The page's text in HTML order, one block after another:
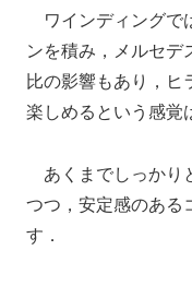
ワインディングで
ンを積み，メルセデ
比の影響もあり，ヒ
楽しめるという感覚
あくまでしっかり
つつ，安定感のある
す．